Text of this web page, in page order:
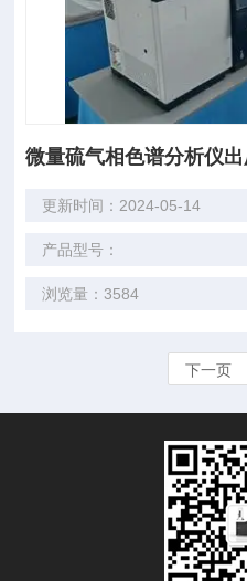
微量硫气相色谱分析仪
更新时间：2024-05-14
产品型号：
浏览量：3584
下一页